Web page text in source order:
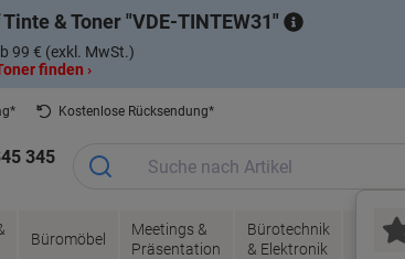
& Toner VDE-TINTEW31
99 € (exkl. MwSt.)
finden ›
Kostenlose Rücksendung*
345
Büromöbel
Meetings &
Präsentation
Bürotechnik
& Elektronik
Tinte &
Toner